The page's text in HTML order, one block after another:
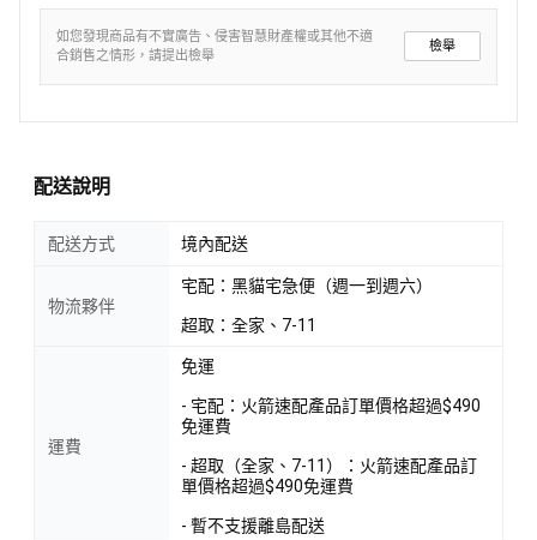
如您發現商品有不實廣告、侵害智慧財產權或其他不適
合銷售之情形，請提出檢舉
檢舉
配送說明
配送方式 境內配送
物流夥伴
宅配：黑貓宅急便（週一到週六）
超取：全家、7-11
運費
免運
- 宅配：火箭速配產品訂單價格超過$490
免運費
- 超取（全家、7-11）：火箭速配產品訂
單價格超過$490免運費
- 暫不支援離島配送